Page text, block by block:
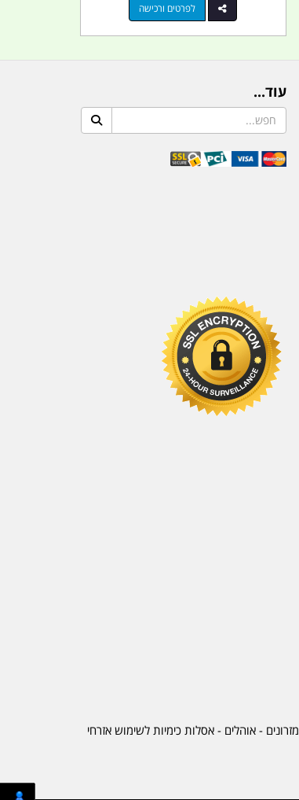
לפרטים ורכישה
עוד...
מזרונים - אוהלים - אסלות כימיות לשימוש אזרחי